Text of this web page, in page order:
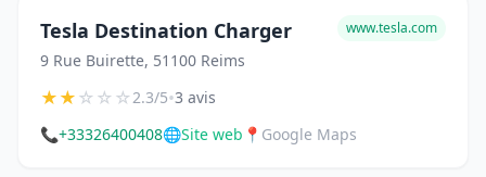
Tesla Destination Charger
9 Rue Buirette, 51100 Reims
www.tesla.com
★★☆☆☆2.3/5•3 avis
📞+33326400408🌐Site web 📍 Google Maps